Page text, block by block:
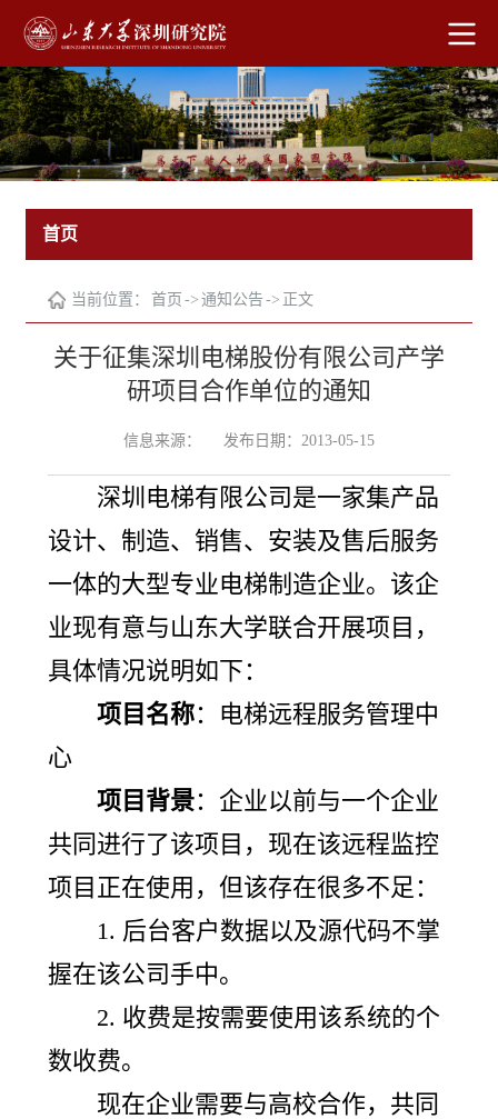
首页
当前位置： 首页 -> 通知公告 -> 正文
关于征集深圳电梯股份有限公司产学
研项目合作单位的通知
信息来源： 发布日期：2013-05-15
深圳电梯有限公司是一家集产品
设计、制造、销售、安装及售后服务
一体的大型专业电梯制造企业。该企
业现有意与山东大学联合开展项目，
具体情况说明如下：
项目名称：电梯远程服务管理中
心
项目背景：企业以前与一个企业
共同进行了该项目，现在该远程监控
项目正在使用，但该存在很多不足：
1. 后台客户数据以及源代码不掌
握在该公司手中。
2. 收费是按需要使用该系统的个
数收费。
现在企业需要与高校合作，共同